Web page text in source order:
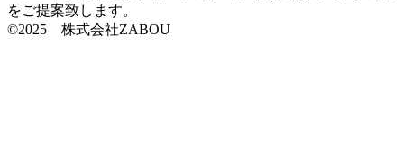
をご提案致します。
©2025 株式会社ZABOU